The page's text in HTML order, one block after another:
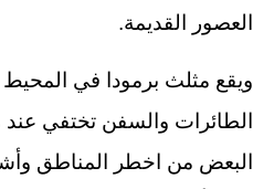
العصور القديمة.
ويقع مثلث برمودا في
الطائرات والسفن تختفي عند
البعض من اخطر المناطق